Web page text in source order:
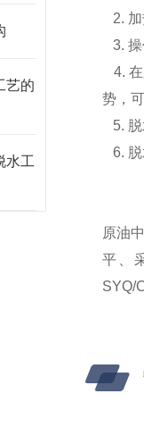
艺的
水工
2.
3.
4. 在
势，
5. 脱
6. 脱
原油
平、
SYQ/